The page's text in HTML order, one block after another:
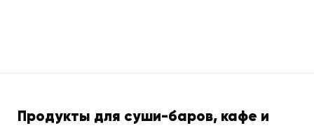
Продукты для суши-баров, кафе и